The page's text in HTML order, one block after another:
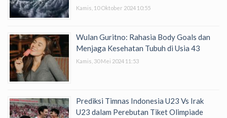
Kamis, 10 Oktober 2024 10:55
Wulan Guritno: Rahasia Body Goals dan
Menjaga Kesehatan Tubuh di Usia 43
Kamis, 30 Mei 2024 11:53
Prediksi Timnas Indonesia U23 Vs Irak
U23 dalam Perebutan Tiket Olimpiade